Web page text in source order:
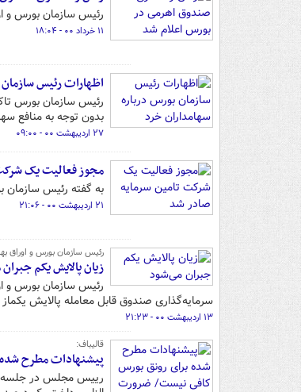
رئیس سازمان بورس و
۱۱ خرداد ۰۰ - ۱۸:۰۴
اظهارات رئیس
رئیس سازمان بورس
بدون توجه به منافع
۲۷ اردیبهشت ۰۰ - ۰۹:۰۰
مجوز فعالیت یک
به گفته رئیس سازمان
۲۱ اردیبهشت ۰۰ - ۲۱:۰۶
رئیس سازمان بورس و اوراق
زیان پالایش یکم
رئیس سازمان بورس و
سرمایه‌گذاری صندوق قابل معامله پالایش
۱۳ اردیبهشت ۰۰ - ۲۱:۲۳
قالیباف:
پیشنهادات مطرح
رییس مجلس در جلسه